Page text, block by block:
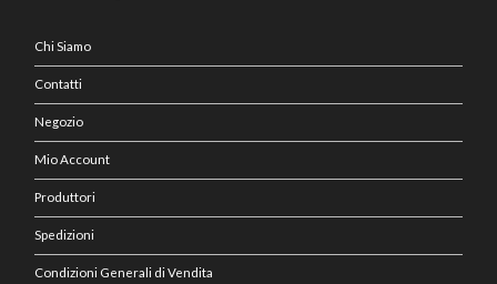
Chi Siamo
Contatti
Negozio
Mio Account
Produttori
Spedizioni
Condizioni Generali di Vendita